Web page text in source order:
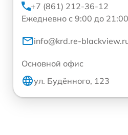
+7 (861) 212-36-12
Ежедневно с 9:00 до 21:00
info@krd.re-
Основной офис
ул. Будённого, 123